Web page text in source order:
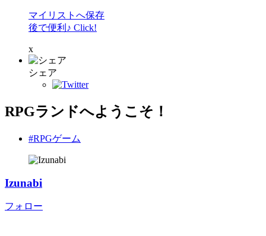
マイリストへ保存
後で便利♪ Click!
x
シェア
RPGランドへようこそ！
#RPGゲーム
Izunabi
フォロー